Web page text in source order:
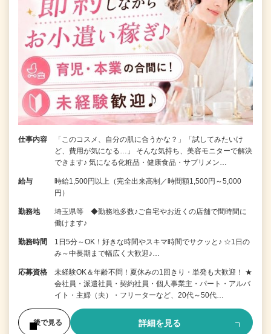
仕事内容
「このコスメ、自分の肌に合うかな？」「試してみたいけ
ど、費用が気になる…」 そんな気持ち、美容モニターで解決
できます♪ 気になる化粧品・健康食品・サプリメン…
給与
時給1,500円以上（完全出来高制／時間額1,500円～5,000
円）
勤務地
埼玉県等 ◆勤務地多数♪ご自宅やお近くの店舗で間時間に
働けます♪
勤務時間
1日5分～OK！好きな時間やスキマ時間でサクッと♪ ☆1日の
み～中長期まで幅広く大歓迎♪…
応募資格
未経験OK＆年齢不問！夏休みの1回きり・単発も大歓迎！ ★
会社員・派遣社員・契約社員・個人事業主・パート・アルバ
イト・主婦（夫）・フリーターなど、20代～50代…
後で見る 詳細を見る